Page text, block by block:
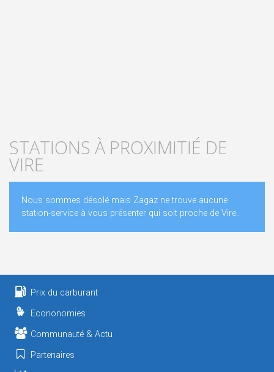
STATIONS À PROXIMITIÉ DE
VIRE
Nous sommes désolé mais Zagaz ne trouve aucune
station-service à vous présenter qui soit proche de Vire..
Prix du carburant
Econonomies
Communauté & Actu
Partenaires